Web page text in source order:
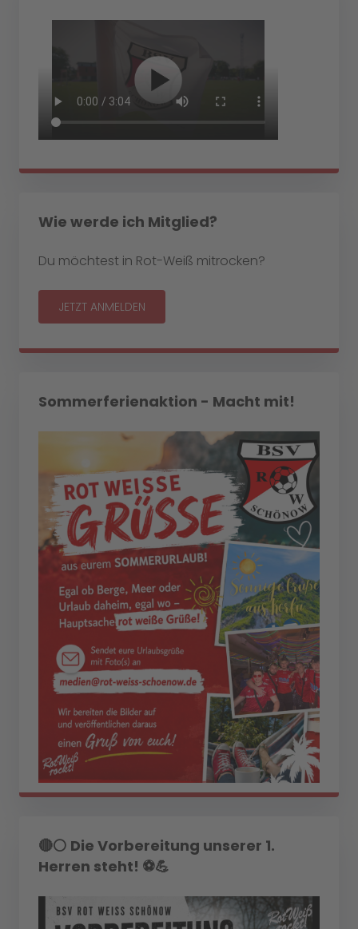
Wie werde ich Mitglied?
Du möchtest in Rot-Weiß mitrocken?
JETZT ANMELDEN
Sommerferienaktion - Macht mit!
🔴⚪ Die Vorbereitung unserer 1.
Herren steht! ⚽💪